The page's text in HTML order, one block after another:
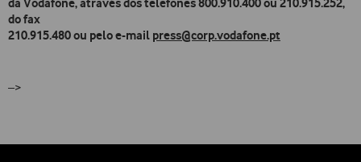
da Vodafone, através dos telefones 800.910.400 ou 210.915.252,
do fax
210.915.480 ou pelo e-mail press@corp.vodafone.pt
–>